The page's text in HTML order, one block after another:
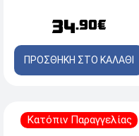
34.90€
ΠΡΟΣΘΗΚΗ ΣΤΟ ΚΑΛΑΘΙ
Κατόπιν Παραγγελίας